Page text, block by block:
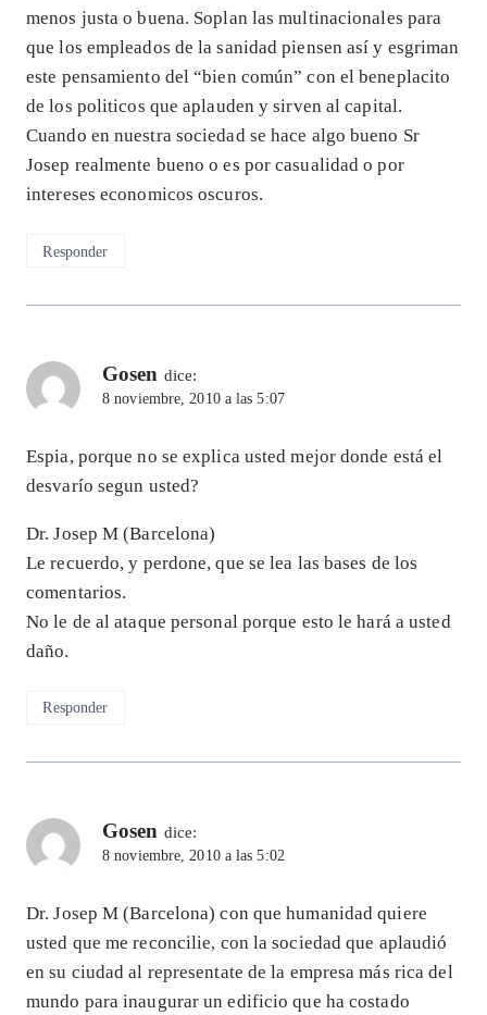
menos justa o buena. Soplan las multinacionales para
que los empleados de la sanidad piensen así y esgriman
este pensamiento del “bien común” con el beneplacito
de los politicos que aplauden y sirven al capital.
Cuando en nuestra sociedad se hace algo bueno Sr
Josep realmente bueno o es por casualidad o por
intereses economicos oscuros.
Responder
Gosen dice:
8 noviembre, 2010 a las 5:07
Espia, porque no se explica usted mejor donde está el
desvarío segun usted?
Dr. Josep M (Barcelona)
Le recuerdo, y perdone, que se lea las bases de los
comentarios.
No le de al ataque personal porque esto le hará a usted
daño.
Responder
Gosen dice:
8 noviembre, 2010 a las 5:02
Dr. Josep M (Barcelona) con que humanidad quiere
usted que me reconcilie, con la sociedad que aplaudió
en su ciudad al representate de la empresa más rica del
mundo para inaugurar un edificio que ha costado